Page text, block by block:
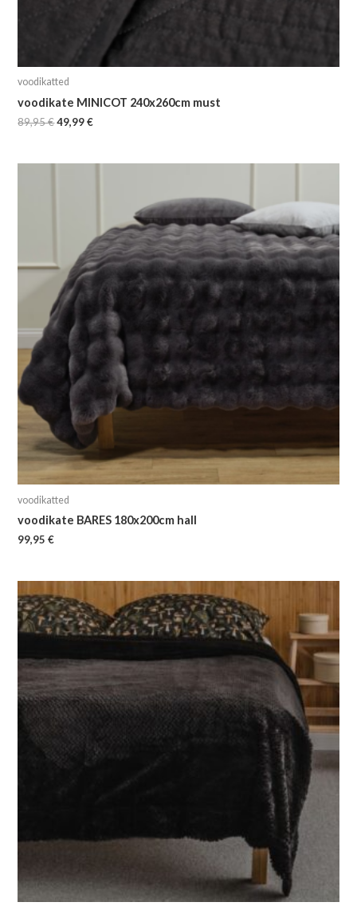
voodikatted
voodikate MINICOT 240x260cm must
89,95€49,99€
voodikatted
voodikate BARES 180x200cm hall
99,95€
hind
oli:
99,95 €.
price
is:
59,99 €.